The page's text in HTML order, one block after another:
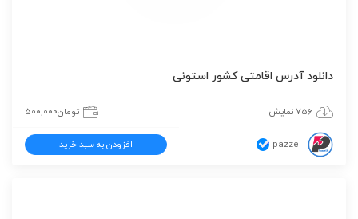
دانلود آدرس اقامتی کشور استونی
756 نمایش تومان500,000
pazzel افزودن به سبد خرید